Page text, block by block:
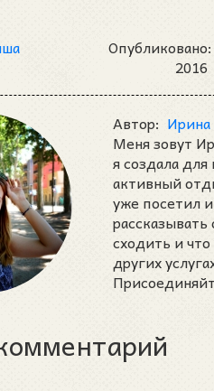
2016
Автор: Ирина
Меня зовут
я создала
активный
уже посетил
сходить и
других